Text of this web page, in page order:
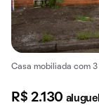
Casa mobiliada com
R$ 2.130 aluguel